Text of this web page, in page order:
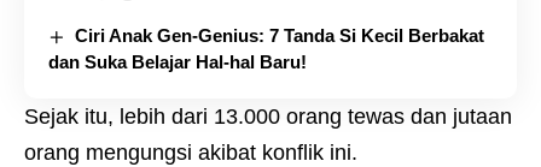
Ciri Anak Gen-Genius: 7 Tanda Si Kecil Berbakat
dan Suka Belajar Hal-hal Baru!
Sejak itu, lebih dari 13.000 orang tewas dan jutaan
orang mengungsi akibat konflik ini.